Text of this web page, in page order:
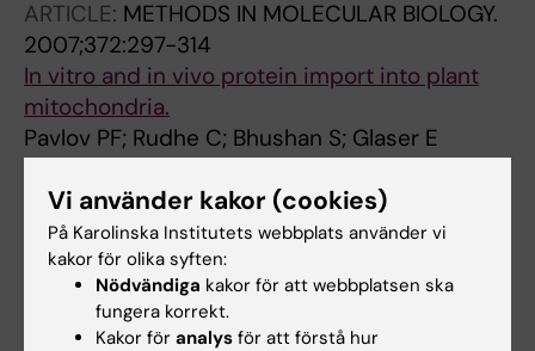
ARTICLE: METHODS IN MOLECULAR BIOLOGY.
2007;372:297-314
In vitro and in vivo protein import into plant
mitochondria.
Pavlov PF; Rudhe C; Bhushan S; Glaser E
ARTICLE:METHODS IN MOLECULAR BIOLOGY.
2007;390:131-150
In vitro and in vivo methods to study protein
import into plant mitochondria.
Bhushan S; Pavlov PF; Rudhe C; Glaser E
Vi använder kakor (cookies)
På Karolinska Institutets webbplats använder vi
kakor för olika syften:
Nödvändiga kakor för att webbplatsen ska
fungera korrekt.
Kakor för analys för att förstå hur